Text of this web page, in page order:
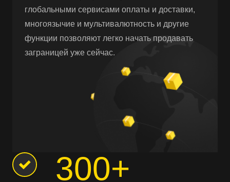
глобальными сервисами оплаты и доставки,
многоязычие и мультивалютность и другие
функции позволяют легко начать продавать
заграницей уже сейчас.
300+